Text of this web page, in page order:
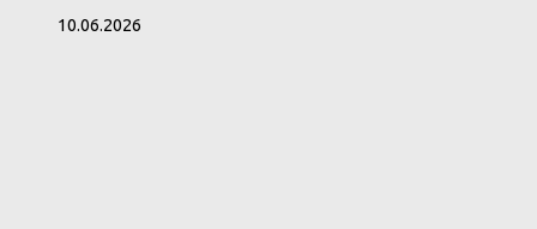
10.06.2026